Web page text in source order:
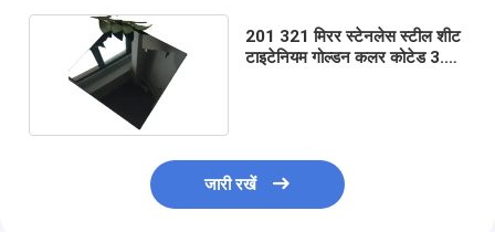
201 321 मिरर स्टेनलेस स्टील शीट
टाइटेनियम गोल्डन कलर कोटेड 3.0
जारी रखें